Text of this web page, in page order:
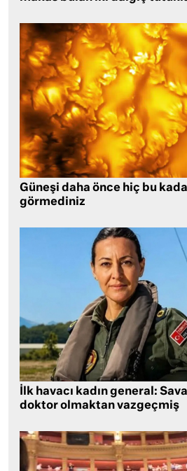
Güneşi daha önce hiç bu
görmediniz
İlk havacı kadın general:
doktor olmaktan vazgeçmiş